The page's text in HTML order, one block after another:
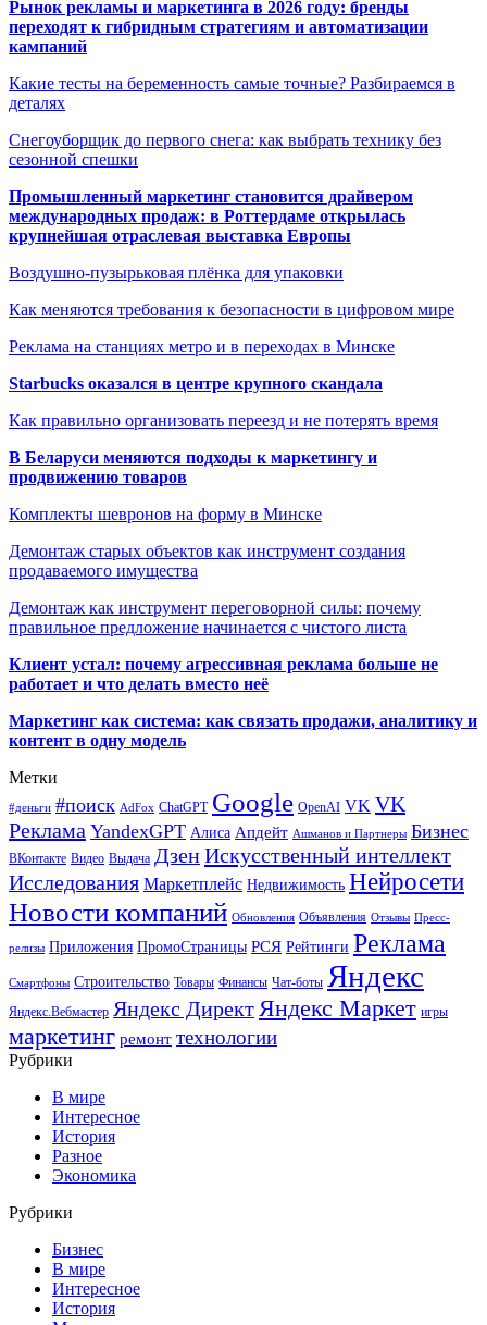
Рынок рекламы и маркетинга в 2026 году: бренды
переходят к гибридным стратегиям и автоматизации
кампаний
Какие тесты на беременность самые точные? Разбираемся в
деталях
Снегоуборщик до первого снега: как выбрать технику без
сезонной спешки
Промышленный маркетинг становится драйвером
международных продаж: в Роттердаме открылась
крупнейшая отраслевая выставка Европы
Воздушно-пузырьковая плёнка для упаковки
Как меняются требования к безопасности в цифровом мире
Реклама на станциях метро и в переходах в Минске
Starbucks оказался в центре крупного скандала
Как правильно организовать переезд и не потерять время
В Беларуси меняются подходы к маркетингу и
продвижению товаров
Комплекты шевронов на форму в Минске
Демонтаж старых объектов как инструмент создания
продаваемого имущества
Демонтаж как инструмент переговорной силы: почему
правильное предложение начинается с чистого листа
Клиент устал: почему агрессивная реклама больше не
работает и что делать вместо неё
Маркетинг как система: как связать продажи, аналитику и
контент в одну модель
Метки
#деньги #поиск AdFox ChatGPT Google OpenAI VK VK
Реклама YandexGPT Алиса Апдейт Ашманов и Партнеры Бизнес
ВКонтакте Видео Выдача ДзенИскусственный интеллект
Исследования Маркетплейс Недвижимость Нейросети
Новости компаний Обновления Объявления Отзывы Пресс-
релизы Приложения ПромоСтраницы РСЯ Рейтинги Реклама
Смартфоны Строительство Товары Финансы Чат-боты Яндекс
Яндекс.Вебмастер Яндекс Директ Яндекс Маркет игры
маркетинг ремонт технологии
Рубрики
В мире
Интересное
История
Разное
Экономика
Рубрики
Бизнес
В мире
Интересное
История